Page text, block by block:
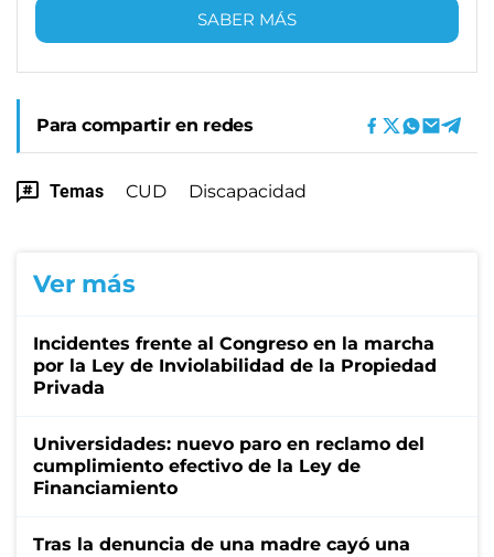
SABER MÁS
Para compartir en redes
Temas CUD Discapacidad
Ver más
Incidentes frente al Congreso en la marcha
por la Ley de Inviolabilidad de la Propiedad
Privada
Universidades: nuevo paro en reclamo del
cumplimiento efectivo de la Ley de
Financiamiento
Tras la denuncia de una madre cayó una